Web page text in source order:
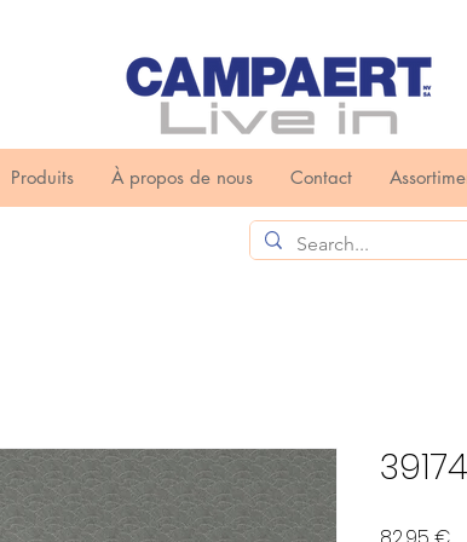
Produits À propos de nous Contact